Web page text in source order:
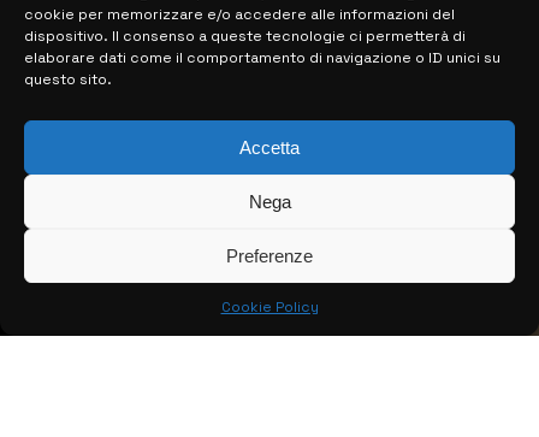
cookie per memorizzare e/o accedere alle informazioni del
dispositivo. Il consenso a queste tecnologie ci permetterà di
elaborare dati come il comportamento di navigazione o ID unici su
questo sito.
Accetta
Nega
Preferenze
Cookie Policy
> NOTIZIE